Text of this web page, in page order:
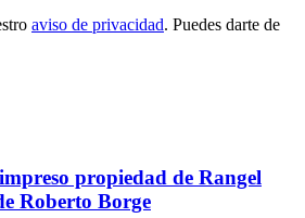
aviso de privacidad. Puedes darte de
propiedad de Rangel
Roberto Borge